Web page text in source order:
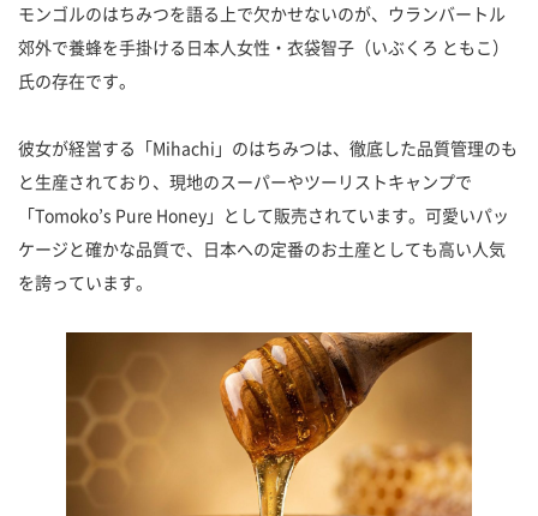
モンゴルのはちみつを語る上で欠かせないのが、ウランバートル
郊外で養蜂を手掛ける日本人女性・衣袋智子（いぶくろ ともこ）
氏の存在です。
彼女が経営する「Mihachi」のはちみつは、徹底した品質管理のも
と生産されており、現地のスーパーやツーリストキャンプで
「Tomoko’s Pure Honey」として販売されています。可愛いパッ
ケージと確かな品質で、日本への定番のお土産としても高い人気
を誇っています。